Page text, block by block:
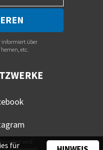
informiert über
etc.
wird
für